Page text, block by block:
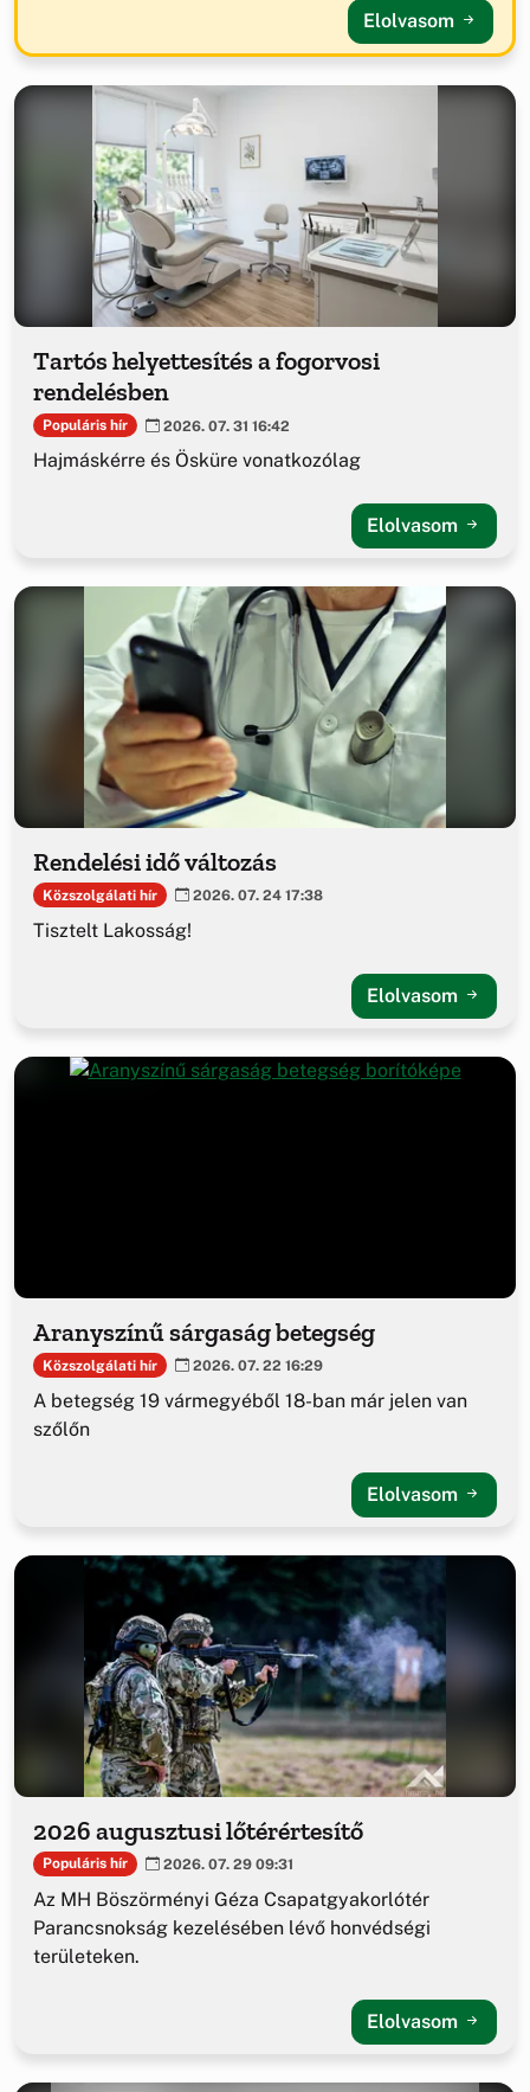
Elolvasom
Tartós helyettesítés a fogorvosi
rendelésben
Populáris hír 2026. 07. 31 16:42
Hajmáskérre és Ösküre vonatkozólag
Elolvasom
Rendelési idő változás
Közszolgálati hír 2026. 07. 24 17:38
Tisztelt Lakosság!
Elolvasom
Aranyszínű sárgaság betegség
Közszolgálati hír 2026. 07. 22 16:29
A betegség 19 vármegyéből 18-ban már jelen van
szőlőn
Elolvasom
2026 augusztusi lőtérértesítő
Populáris hír 2026. 07. 29 09:31
Az MH Böszörményi Géza Csapatgyakorlótér
Parancsnokság kezelésében lévő honvédségi
területeken.
Elolvasom